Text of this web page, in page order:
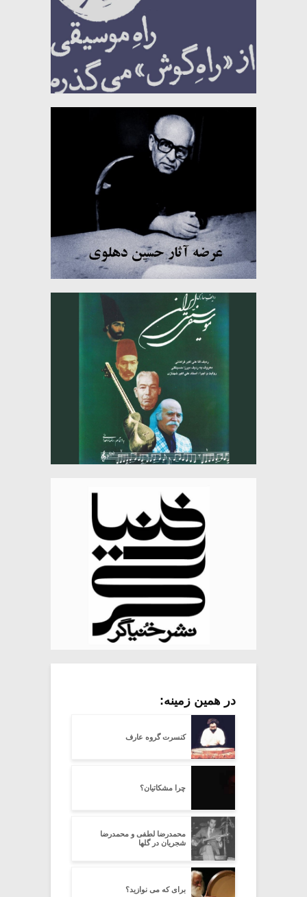
در همین زمینه:
کنسرت گروه عارف
چرا مشکاتیان؟
محمدرضا لطفی و محمدرضا
شجریان در گلها
برای که می نوازید؟